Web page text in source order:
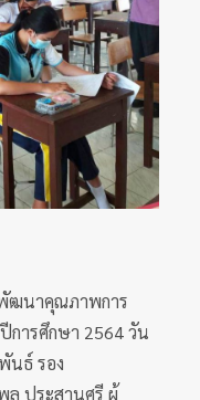
ฒนาคุณภาพการ
การศึกษา 2564 วัน
นธ์ รอง
ล ประสานศรี ผู้